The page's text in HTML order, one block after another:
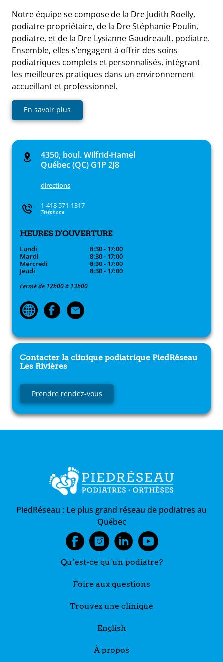
Notre équipe se compose de la Dre Judith Roelly,
podiatre-propriétaire, de la Dre Stéphanie Poulin,
podiatre, et de la Dre Lysianne Gaudreault, podiatre.
Ensemble, elles s’engagent à offrir des soins
podiatriques complets et personnalisés, intégrant
les meilleures pratiques dans un environnement
accueillant et professionnel.
En savoir plus
4350, boul. Wilfrid-Hamel
Québec (QC) G1P 2J8
directions
1-418 571-1317
Téléphone
HEURES D'OUVERTURE
Lundi
8:30 - 17:00
Mardi
8:30 - 17:00
Mercredi
8:30 - 17:00
Jeudi
8:30 - 17:00
Fermé de 12h00 à 13h00
Contacter la clinique podiatrique PiedRéseau
Les Rivières
Prendre rendez-vous
PiedRéseau : Le plus grand réseau de podiatres au
Québec
Qu’est-ce qu’un podiatre?
Foire aux questions
Trouvez une clinique
English
À propos